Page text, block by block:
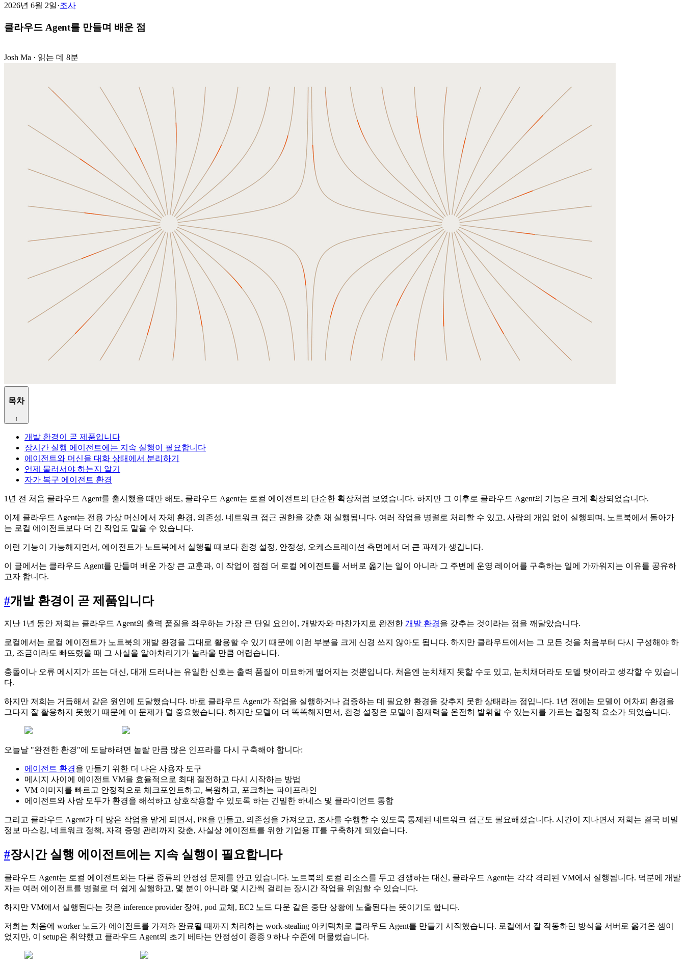
2026년 6월 2일·조사
클라우드 Agent를 만들며 배운 점
Josh Ma · 읽는 데 8분
목차
↑
개발 환경이 곧 제품입니다
장시간 실행 에이전트에는 지속 실행이 필요합니다
에이전트와 머신을 대화 상태에서 분리하기
언제 물러서야 하는지 알기
자가 복구 에이전트 환경
1년 전 처음 클라우드 Agent를 출시했을 때만 해도, 클라우드 Agent는 로컬 에이전트의 단순한 확장처럼 보였습니다. 하지만 그 이후로 클라우드 Agent의 기능은 크게 확장되었습니다.
이제 클라우드 Agent는 전용 가상 머신에서 자체 환경, 의존성, 네트워크 접근 권한을 갖춘 채 실행됩니다. 여러 작업을 병렬로 처리할 수 있고, 사람의 개입 없이 실행되며, 노트북에서 돌아가
는 로컬 에이전트보다 더 긴 작업도 맡을 수 있습니다.
이런 기능이 가능해지면서, 에이전트가 노트북에서 실행될 때보다 환경 설정, 안정성, 오케스트레이션 측면에서 더 큰 과제가 생깁니다.
이 글에서는 클라우드 Agent를 만들며 배운 가장 큰 교훈과, 이 작업이 점점 더 로컬 에이전트를 서버로 옮기는 일이 아니라 그 주변에 운영 레이어를 구축하는 일에 가까워지는 이유를 공유하
고자 합니다.
#개발 환경이 곧 제품입니다
지난 1년 동안 저희는 클라우드 Agent의 출력 품질을 좌우하는 가장 큰 단일 요인이, 개발자와 마찬가지로 완전한 개발 환경을 갖추는 것이라는 점을 깨달았습니다.
로컬에서는 로컬 에이전트가 노트북의 개발 환경을 그대로 활용할 수 있기 때문에 이런 부분을 크게 신경 쓰지 않아도 됩니다. 하지만 클라우드에서는 그 모든 것을 처음부터 다시 구성해야 하
고, 조금이라도 빠뜨렸을 때 그 사실을 알아차리기가 놀라울 만큼 어렵습니다.
충돌이나 오류 메시지가 뜨는 대신, 대개 드러나는 유일한 신호는 출력 품질이 미묘하게 떨어지는 것뿐입니다. 처음엔 눈치채지 못할 수도 있고, 눈치채더라도 모델 탓이라고 생각할 수 있습니
다.
하지만 저희는 거듭해서 같은 원인에 도달했습니다. 바로 클라우드 Agent가 작업을 실행하거나 검증하는 데 필요한 환경을 갖추지 못한 상태라는 점입니다. 1년 전에는 모델이 어차피 환경을
그다지 잘 활용하지 못했기 때문에 이 문제가 덜 중요했습니다. 하지만 모델이 더 똑똑해지면서, 환경 설정은 모델이 잠재력을 온전히 발휘할 수 있는지를 가르는 결정적 요소가 되었습니다.
오늘날 "완전한 환경"에 도달하려면 놀랄 만큼 많은 인프라를 다시 구축해야 합니다:
에이전트 환경을 만들기 위한 더 나은 사용자 도구
메시지 사이에 에이전트 VM을 효율적으로 최대 절전하고 다시 시작하는 방법
VM 이미지를 빠르고 안정적으로 체크포인트하고, 복원하고, 포크하는 파이프라인
에이전트와 사람 모두가 환경을 해석하고 상호작용할 수 있도록 하는 긴밀한 하네스 및 클라이언트 통합
그리고 클라우드 Agent가 더 많은 작업을 맡게 되면서, PR을 만들고, 의존성을 가져오고, 조사를 수행할 수 있도록 통제된 네트워크 접근도 필요해졌습니다. 시간이 지나면서 저희는 결국 비밀
정보 마스킹, 네트워크 정책, 자격 증명 관리까지 갖춘, 사실상 에이전트를 위한 기업용 IT를 구축하게 되었습니다.
#장시간 실행 에이전트에는 지속 실행이 필요합니다
클라우드 Agent는 로컬 에이전트와는 다른 종류의 안정성 문제를 안고 있습니다. 노트북의 로컬 리소스를 두고 경쟁하는 대신, 클라우드 Agent는 각각 격리된 VM에서 실행됩니다. 덕분에 개발
자는 여러 에이전트를 병렬로 더 쉽게 실행하고, 몇 분이 아니라 몇 시간씩 걸리는 장시간 작업을 위임할 수 있습니다.
하지만 VM에서 실행된다는 것은 inference provider 장애, pod 교체, EC2 노드 다운 같은 중단 상황에 노출된다는 뜻이기도 합니다.
저희는 처음에 worker 노드가 에이전트를 가져와 완료될 때까지 처리하는 work-stealing 아키텍처로 클라우드 Agent를 만들기 시작했습니다. 로컬에서 잘 작동하던 방식을 서버로 옮겨온 셈이
었지만, 이 setup은 취약했고 클라우드 Agent의 초기 베타는 안정성이 종종 9 하나 수준에 머물렀습니다.